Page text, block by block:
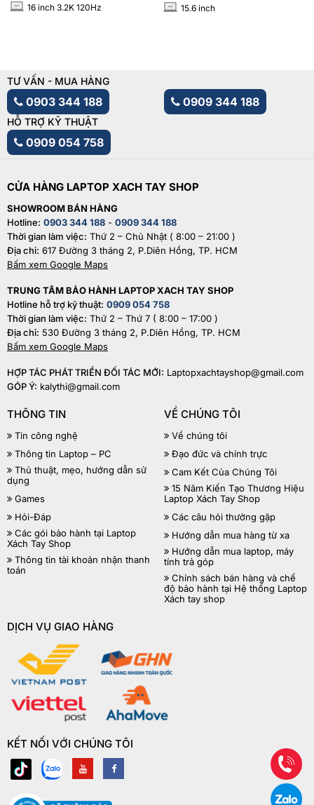
INCH 16 inch 3.2K 120Hz INCH 15.6 inch
TƯ VẤN - MUA HÀNG
0903 344 188 0909 344 188
HỖ TRỢ KỸ THUẬT
0909 054 758
CỬA HÀNG LAPTOP XACH TAY SHOP
SHOWROOM BÁN HÀNG
Hotline: 0903 344 188 - 0909 344 188
Thời gian làm việc: Thứ 2 – Chủ Nhật ( 8:00 – 21:00 )
Địa chỉ: 617 Đường 3 tháng 2, P.Diên Hồng, TP. HCM
Bấm xem Google Maps
TRUNG TÂM BẢO HÀNH LAPTOP XACH TAY SHOP
Hotline hỗ trợ kỹ thuật: 0909 054 758
Thời gian làm việc: Thứ 2 – Thứ 7 ( 8:00 – 17:00 )
Địa chỉ: 530 Đường 3 tháng 2, P.Diên Hồng, TP. HCM
Bấm xem Google Maps
HỢP TÁC PHÁT TRIỂN ĐỐI TÁC MỚI: Laptopxachtayshop@gmail.com
GÓP Ý: kalythi@gmail.com
THÔNG TIN
Tin công nghệ
Thông tin Laptop – PC
Thủ thuật, mẹo, hướng dẫn sử
dụng
Games
Hỏi-Đáp
Các gói bảo hành tại Laptop
Xách Tay Shop
Thông tin tài khoản nhận thanh
toán
VỀ CHÚNG TÔI
Về chúng tôi
Đạo đức và chính trực
Cam Kết Của Chúng Tôi
15 Năm Kiến Tạo Thương Hiệu
Laptop Xách Tay Shop
Các câu hỏi thường gặp
Hướng dẫn mua hàng từ xa
Hướng dẫn mua laptop, máy
tính trả góp
Chính sách bán hàng và chế
độ bảo hành tại Hệ thống Laptop
Xách tay shop
DỊCH VỤ GIAO HÀNG
KẾT NỐI VỚI CHÚNG TÔI